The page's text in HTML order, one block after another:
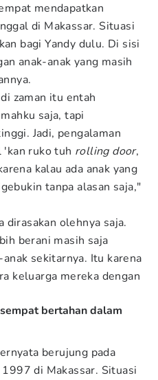
mendapatkan
di Makassar. Situasi
bagi Yandy dulu. Di sisi
anak-anak yang masih
zaman itu entah
saja, tapi
Jadi, pengalaman
ruko tuh rolling door,
kalau ada anak yang
tanpa alasan saja,"
olehnya saja.
berani masih saja
sekitarnya. Itu karena
keluarga mereka dengan
bertahan dalam
berujung pada
di Makassar. Situasi